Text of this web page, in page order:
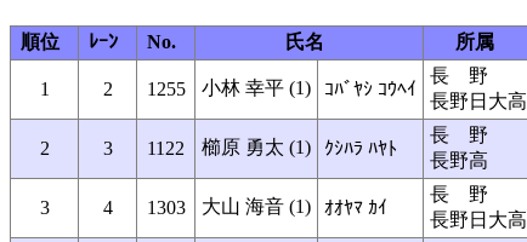
順位
ﾚｰﾝ No. 氏名 所属
1 2 1255 小林 幸平 (1) ｺﾊﾞﾔｼ ｺｳﾍｲ
長 野
長野日大高
2 3 1122 櫛原 勇太 (1) ｸｼﾊﾗ ﾊﾔﾄ
長 野
長野高
3 4 1303 大山 海音 (1) ｵｵﾔﾏ ｶｲ
長 野
長野日大高